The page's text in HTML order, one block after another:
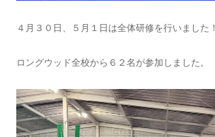
４月３０日、５月１日は全体研修を行いました！
ロングウッド全校から６２名が参加しました。